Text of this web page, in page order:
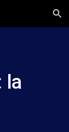
Skip to navigation
la